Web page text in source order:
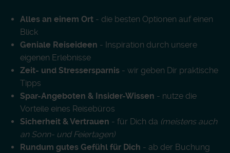
Alles an einem Ort - die besten Optionen auf einen
Blick
Geniale Reiseideen - Inspiration durch unsere
eigenen Erlebnisse
Zeit- und Stressersparnis - wir geben Dir praktische
Tipps
Spar-Angeboten & Insider-Wissen - nutze die
Vorteile eines Reisebüros
Sicherheit & Vertrauen - für Dich da (meistens auch
an Sonn- und Feiertagen)
Rundum gutes Gefühl für Dich - ab der Buchung